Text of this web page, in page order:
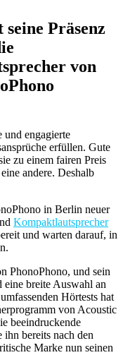
Präsenz
von
und engagierte
erfüllen. Gute
zu einem fairen Preis
andere. Deshalb
in Berlin neuer
Kompaktlautsprecher
und warten darauf, in
PhonoPhono, und sein
breite Auswahl an
Hörtests hat
von Acoustic
beeindruckende
bereits nach den
Marke nun seinen